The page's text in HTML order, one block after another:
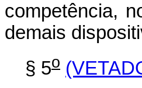
competência,
demais
§ 5o